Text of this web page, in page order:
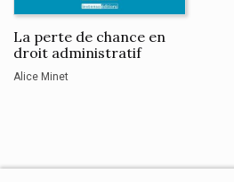
La perte de chance en
droit administratif
Alice Minet